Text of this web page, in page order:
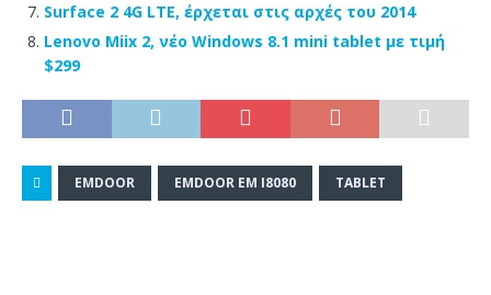
Surface 2 4G LTE, έρχεται στις αρχές του 2014
Lenovo Miix 2, νέο Windows 8.1 mini tablet με τιμή
$299
EMDOOR EMDOOR EM I8080 TABLET